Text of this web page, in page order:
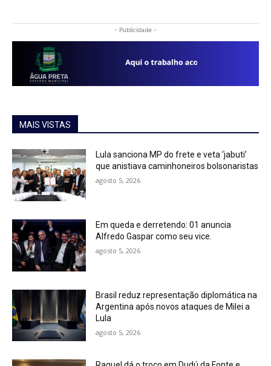
- Publicidade -
MAIS VISTAS
Lula sanciona MP do frete e veta ‘jabuti’
que anistiava caminhoneiros bolsonaristas
agosto 5, 2026
Em queda e derretendo: 01 anuncia
Alfredo Gaspar como seu vice.
agosto 5, 2026
Brasil reduz representação diplomática na
Argentina após novos ataques de Milei a
Lula
agosto 5, 2026